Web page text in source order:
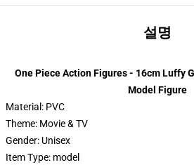
설명
One Piece Action Figures - 16cm Luffy
Model Figure
Material: PVC
Theme: Movie & TV
Gender: Unisex
Item Type: model